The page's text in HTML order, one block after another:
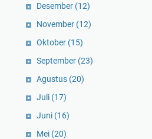
Desember (12)
November (12)
Oktober (15)
September (23)
Agustus (20)
Juli (17)
Juni (16)
Mei (20)